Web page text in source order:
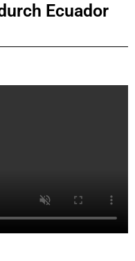
Ecuador